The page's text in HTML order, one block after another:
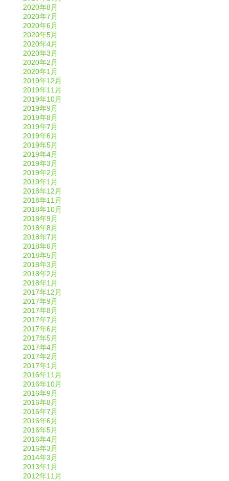
2020年8月
2020年7月
2020年6月
2020年5月
2020年4月
2020年3月
2020年2月
2020年1月
2019年12月
2019年11月
2019年10月
2019年9月
2019年8月
2019年7月
2019年6月
2019年5月
2019年4月
2019年3月
2019年2月
2019年1月
2018年12月
2018年11月
2018年10月
2018年9月
2018年8月
2018年7月
2018年6月
2018年5月
2018年3月
2018年2月
2018年1月
2017年12月
2017年9月
2017年8月
2017年7月
2017年6月
2017年5月
2017年4月
2017年2月
2017年1月
2016年11月
2016年10月
2016年9月
2016年8月
2016年7月
2016年6月
2016年5月
2016年4月
2016年3月
2014年3月
2013年1月
2012年11月